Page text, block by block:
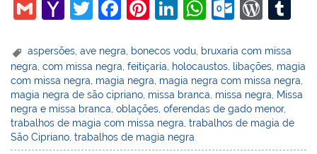
G
ai
l
Y
h
o
o
M
ai
T
itt
er
F
c
e
b
o
o
Pi
er
e
st
Li
k
e
dI
n
W
at
s
A
p
p
O
lo
o
k.
c
o
W
d
Pr
e
ss
bl
r
aspersões,ave negra, bonecos vodu, bruxaria com missa
negra ,com missa negra ,feitiçaria holocaustos libações magia
com missa negra magia negra magia negra com missa negra
magia negra de são cipriano missa branca missa negra
Missa
negra e missa branca ,oblações ,oferendas de gado menor,
trabalhos de magia com missa negra ,trabalhos de magia de
São Cipriano ,trabalhos de magia negra